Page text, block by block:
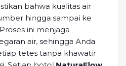
bahwa kualitas air
hingga sampai ke
ini menjaga
air, sehingga Anda
tetes tanpa khawatir